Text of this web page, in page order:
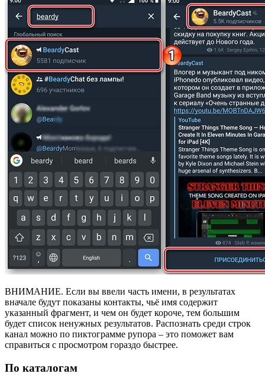
ВНИМАНИЕ. Если вы ввели часть имени, в результатах
вначале будут показаны контакты, чьё имя содержит
указанный фрагмент, и чем он будет короче, тем большим
будет список ненужных результатов. Распознать среди строк
канал можно по пиктограмме рупора – это поможет вам
справиться с просмотром гораздо быстрее.
По каталогам